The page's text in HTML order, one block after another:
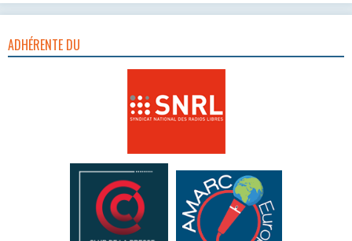
ADHÉRENTE DU